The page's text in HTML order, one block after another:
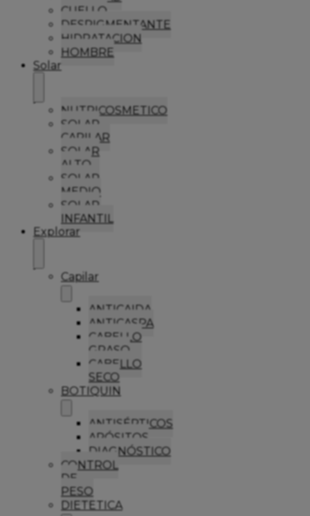
CUELLO
DESPIGMENTANTE
HIDRATACION
HOMBRE
Solar
NUTRICOSMETICO
SOLAR
CAPILAR
SOLAR
ALTO
SOLAR
MEDIO
SOLAR
INFANTIL
Explorar
Capilar
ANTICAIDA
ANTICASPA
CABELLO
GRASO
CABELLO
SECO
BOTIQUIN
ANTISÉPTICOS
APÓSITOS
DIAGNÓSTICO
CONTROL
DE
PESO
DIETETICA